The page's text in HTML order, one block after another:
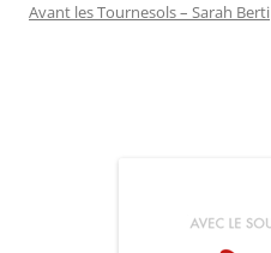
Avant les Tournesols – Sarah Berti